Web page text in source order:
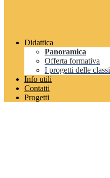
Didattica
Panoramica
Offerta formativa
I progetti delle classi
Info utili
Contatti
Progetti